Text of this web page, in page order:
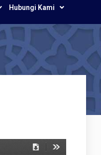
Hubungi Kami